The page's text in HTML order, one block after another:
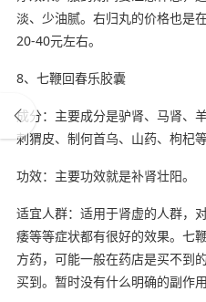
淡、少油腻。右归丸的价格也是
20-40元左右。
8、七鞭回春乐胶囊
成分：主要成分是驴肾、马肾、
刺猬皮、制何首乌、山药、枸杞等
功效：主要功效就是补肾壮阳。
适宜人群：适用于肾虚的人群，
痿等等症状都有很好的效果。七
方药，可能一般在药店是买不到
买到。暂时没有什么明确的副作